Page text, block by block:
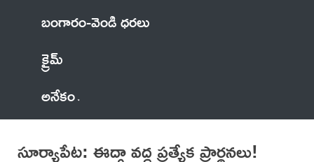
బంగారం-వెండి ధరలు
క్రైమ్
అనేకం
సూర్యాపేట: ఈద్గా వద్ద ప్రత్యేక ప్రార్థనలు!